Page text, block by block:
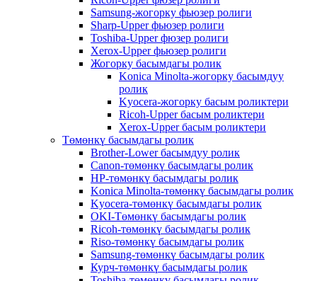
Samsung-жогорку фьюзер ролиги
Sharp-Upper фьюзер ролиги
Toshiba-Upper фюзер ролиги
Xerox-Upper фьюзер ролиги
Жогорку басымдагы ролик
Konica Minolta-жогорку басымдуу
ролик
Kyocera-жогорку басым роликтери
Ricoh-Upper басым роликтери
Xerox-Upper басым роликтери
Төмөнкү басымдагы ролик
Brother-Lower басымдуу ролик
Canon-төмөнкү басымдагы ролик
HP-төмөнкү басымдагы ролик
Konica Minolta-төмөнкү басымдагы ролик
Kyocera-төмөнкү басымдагы ролик
OKI-Төмөнкү басымдагы ролик
Ricoh-төмөнкү басымдагы ролик
Riso-төмөнкү басымдагы ролик
Samsung-төмөнкү басымдагы ролик
Курч-төмөнкү басымдагы ролик